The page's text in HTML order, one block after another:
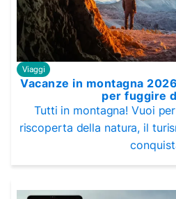
Viaggi
Vacanze in montagna
per fuggire
Tutti in montagna! Vuoi
riscoperta della natura, il